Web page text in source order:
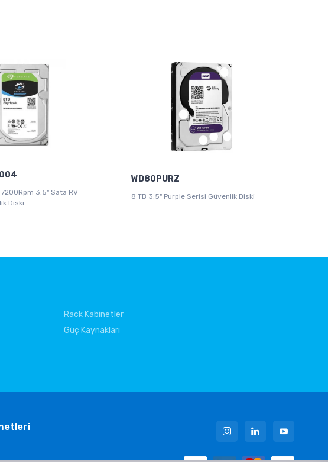
7200Rpm 3.5" Sata RV
Diski
WD80PURZ
8 TB 3.5" Purple Serisi Güvenlik Diski
Rack Kabinetler
Güç Kaynakları